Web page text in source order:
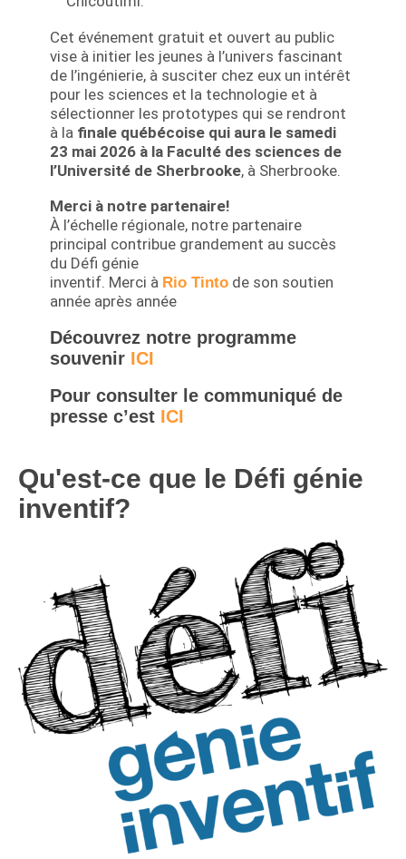
Cet événement gratuit et ouvert au public
vise à initier les jeunes à l’univers fascinant
de l’ingénierie, à susciter chez eux un intérêt
pour les sciences et la technologie et à
sélectionner les prototypes qui se rendront
à la finale québécoise qui aura le samedi
23 mai 2026 à la Faculté des sciences de
l’Université de Sherbrooke, à Sherbrooke.
Merci à notre partenaire!
À l’échelle régionale, notre partenaire
principal contribue grandement au succès
du Défi génie
inventif. Merci à Rio Tintode son soutien
année après année
Découvrez notre programme
souvenir ICI
Pour consulter le communiqué de
presse c’est ICI
Qu'est-ce que le Défi génie
inventif?